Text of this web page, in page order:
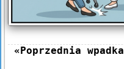
«Poprzednia wpadka